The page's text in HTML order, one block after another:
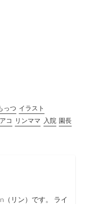
っつ イラスト
コ リンママ 入院 園長
（リン）です。 ライ